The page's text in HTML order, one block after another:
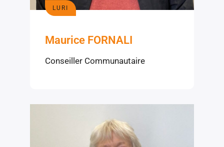
LURI
Maurice FORNALI
Conseiller Communautaire